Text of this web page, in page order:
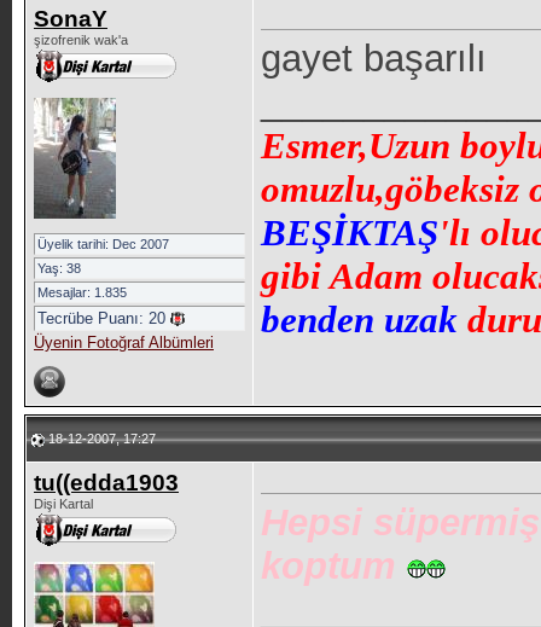
SonaY
şizofrenik wak'a
Üyelik tarihi: Dec 2007
Yaş: 38
Mesajlar: 1.835
Tecrübe Puanı: 20
Üyenin Fotoğraf Albümleri
gayet başarılı
Esmer,Uzun
omuzlu,göbeksiz
BEŞİKTAŞ'lı
gibi Adam
benden uzak
18-12-2007, 17:27
tu((edda1903
Dişi Kartal
Hepsi
koptum